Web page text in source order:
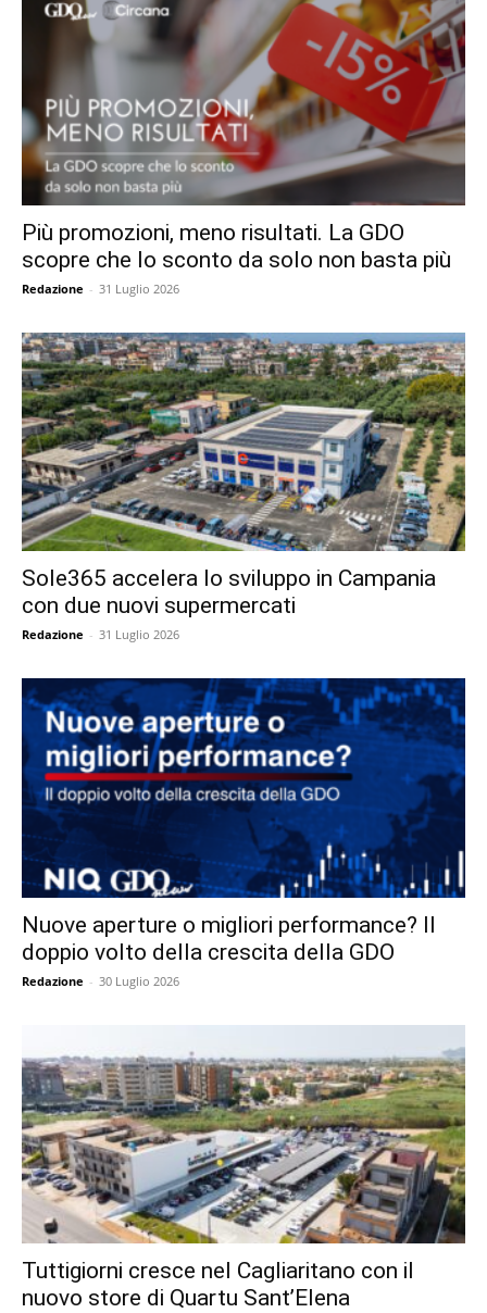
Più promozioni, meno risultati. La GDO
scopre che lo sconto da solo non basta più
Redazione - 31 Luglio 2026
Sole365 accelera lo sviluppo in Campania
con due nuovi supermercati
Redazione - 31 Luglio 2026
Nuove aperture o migliori performance? Il
doppio volto della crescita della GDO
Redazione - 30 Luglio 2026
Tuttigiorni cresce nel Cagliaritano con il
nuovo store di Quartu Sant’Elena